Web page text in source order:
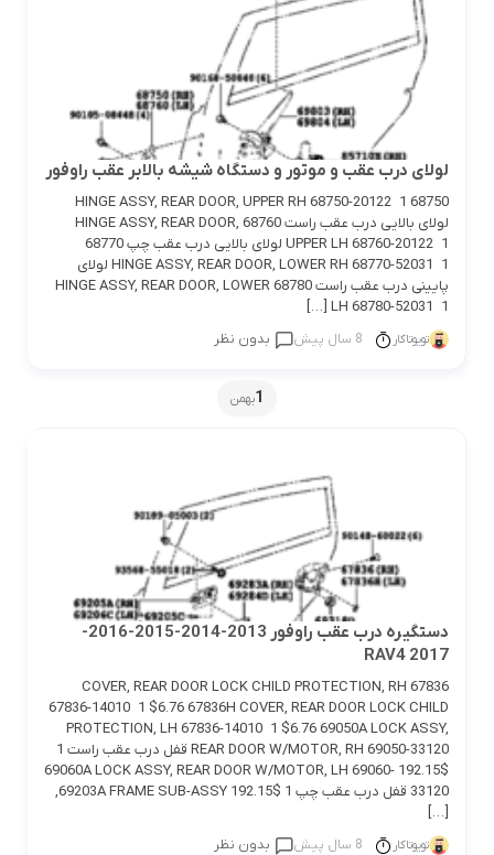
لولای درب عقب و موتور و دستگاه شیشه بالابر عقب راوفور
68750 HINGE ASSY, REAR DOOR, UPPER RH 68750-20122 1
لولای بالایی درب عقب راست 68760 HINGE ASSY, REAR DOOR,
UPPER LH 68760-20122 1 لولای بالایی درب عقب چپ 68770
HINGE ASSY, REAR DOOR, LOWER RH 68770-52031 1 لولای
پایینی درب عقب راست 68780 HINGE ASSY, REAR DOOR, LOWER
LH 68780-52031 1 […]
تویوتاکار 8 سال پیش بدون نظر
1بهمن
دستگیره درب عقب راوفور 2013-2014-2015-2016-
2017 RAV4
67836 COVER, REAR DOOR LOCK CHILD PROTECTION, RH
67836-14010 1 $6.76 67836H COVER, REAR DOOR LOCK CHILD
PROTECTION, LH 67836-14010 1 $6.76 69050A LOCK ASSY,
REAR DOOR W/MOTOR, RH 69050-33120 قفل درب عقب راست 1
$192.15 69060A LOCK ASSY, REAR DOOR W/MOTOR, LH 69060-
33120 قفل درب عقب چپ 1 $192.15 69203A FRAME SUB-ASSY,
[…]
تویوتاکار 8 سال پیش بدون نظر